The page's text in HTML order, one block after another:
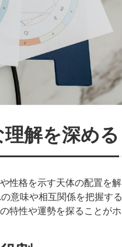
解を深める
性格を示す天体の配置を解
意味や相互関係を把握する
特性や運勢を探ることがホ